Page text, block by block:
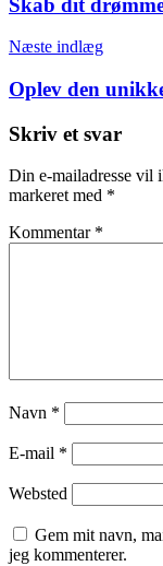
Næste indlæg
Oplev den
Skriv et svar
Din e-mailadresse vil
markeret med *
Kommentar *
Navn *
E-mail *
Websted
Gem mit navn,
jeg kommenterer.